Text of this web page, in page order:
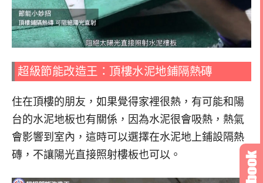
超級節能改造王：頂樓水泥地鋪隔熱磚
住在頂樓的朋友，如果覺得家裡很熱，有可能和陽
台的水泥地板也有關係，因為水泥很會吸熱，熱氣
會影響到室內，這時可以選擇在水泥地上鋪設隔熱
磚，不讓陽光直接照射樓板也可以。